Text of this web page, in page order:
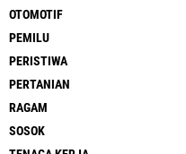
OTOMOTIF
PEMILU
PERISTIWA
PERTANIAN
RAGAM
SOSOK